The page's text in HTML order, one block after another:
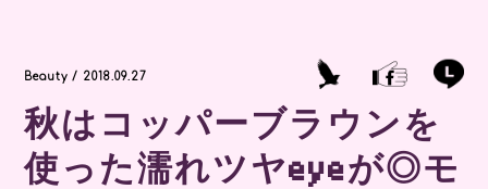
Beauty / 2018.09.27
秋はコッパーブラウンを
使った濡れツヤeyeが◎モ